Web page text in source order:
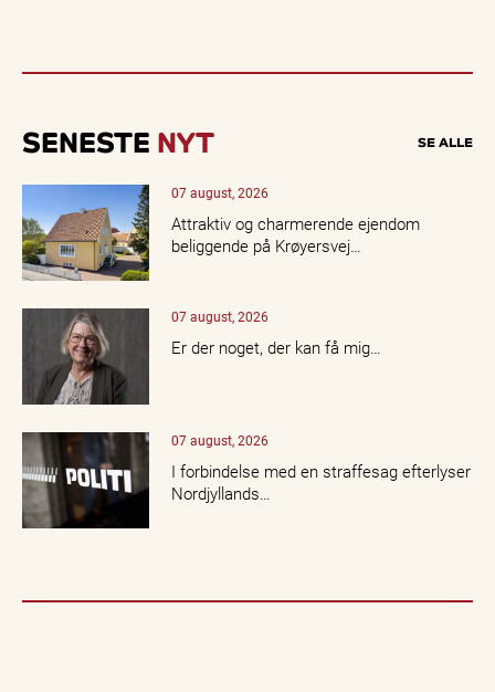
SENESTE NYT SE ALLE
07 august, 2026
Attraktiv og charmerende ejendom
beliggende på Krøyersvej…
07 august, 2026
Er der noget, der kan få mig…
07 august, 2026
I forbindelse med en straffesag efterlyser
Nordjyllands…